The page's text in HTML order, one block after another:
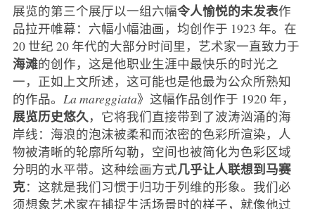
展览的第三个展厅以一组六幅令人愉悦的未发表作
品拉开帷幕：六幅小幅油画，均创作于 1923 年。在
20 世纪 20 年代的大部分时间里，艺术家一直致力于
海滩的创作，这是他职业生涯中最快乐的时光之
一，正如上文所述，这可能也是他最为公众所熟知
的作品。 La mareggiata》这幅作品创作于 1920 年，
展览历史悠久，它将我们直接带到了波涛汹涌的海
岸线：海浪的泡沫被柔和而浓密的色彩所渲染，人
物被清晰的轮廓所勾勒，空间也被简化为色彩区域
分明的水平带。这种绘画方式几乎让人联想到马赛
克：这就是我们习惯于归功于列维的形象。我们必
须想象艺术家在捕捉生活场景时的样子，就像他过